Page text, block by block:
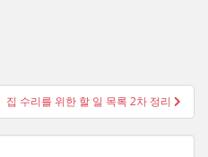
집 수리를 위한 할 일 목록 2차 정리